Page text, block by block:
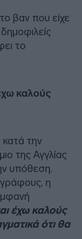
βαν που είχε
το
καλούς
την
της Αγγλίας
υπόθεση.
η
έχω καλούς
ότι θα